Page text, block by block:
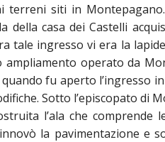
siti in Montepagano.
della casa dei Castelli
tale ingresso vi era la
ampliamento operato da
fu aperto l’ingresso in
Sotto l’episcopato di
l’ala che comprende
la pavimentazione e